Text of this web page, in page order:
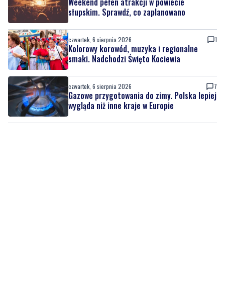
słupskim. Sprawdź, co zaplanowano
czwartek, 6 sierpnia 2026 1
Kolorowy korowód, muzyka i regionalne
smaki. Nadchodzi Święto Kociewia
czwartek, 6 sierpnia 2026 7
Gazowe przygotowania do zimy. Polska lepiej
wygląda niż inne kraje w Europie